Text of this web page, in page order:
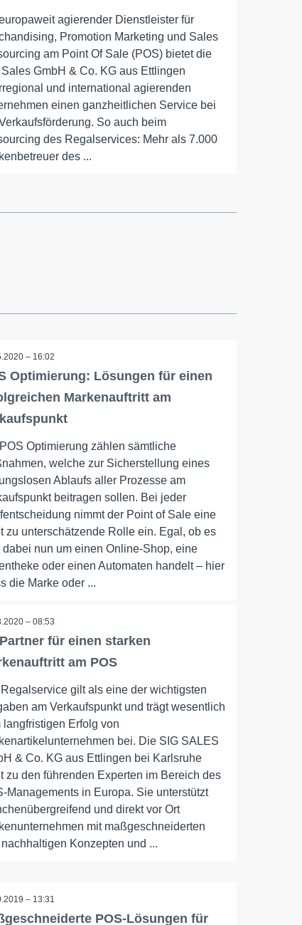
agierender Dienstleister für
Promotion Marketing und Sales
am Point Of Sale (POS) bietet die
Sales GmbH & Co. KG aus Ettlingen
und international agierenden
einen ganzheitlichen Service bei
So auch beim
des Regalservices: Mehr als 7.000
des ...
– 16:02
Optimierung: Lösungen für einen
Markenauftritt am
Optimierung zählen sämtliche
welche zur Sicherstellung eines
Ablaufs aller Prozesse am
beitragen sollen. Bei jeder
nimmt der Point of Sale eine
zu unterschätzende Rolle ein. Egal, ob es
dabei nun um einen Online-Shop, eine
oder einen Automaten handelt – hier
die Marke oder ...
– 08:53
für einen starken
am POS
gilt als eine der wichtigsten
am Verkaufspunkt und trägt wesentlich
langfristigen Erfolg von
bei. Die SIG SALES
& Co. KG aus Ettlingen bei Karlsruhe
zu den führenden Experten im Bereich des
Managements in Europa. Sie unterstützt
und direkt vor Ort
mit maßgeschneiderten
Konzepten und ...
– 13:31
POS-Lösungen für